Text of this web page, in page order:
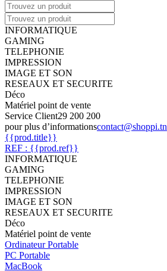
INFORMATIQUE
GAMING
TELEPHONIE
IMPRESSION
IMAGE ET SON
RESEAUX ET SECURITE
Déco
Matériel point de vente
Service Client29 200 200
pour plus d’informationscontact@shoppi.tn
{{prod.title}}
REF : {{prod.ref}}
INFORMATIQUE
GAMING
TELEPHONIE
IMPRESSION
IMAGE ET SON
RESEAUX ET SECURITE
Déco
Matériel point de vente
Ordinateur Portable
PC Portable
MacBook